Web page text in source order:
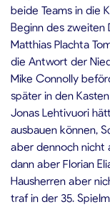
beide Teams in die
Beginn des zweiten
Matthias Plachta
die Antwort der
Mike Connolly
später in den
Jonas Lehtivuori
ausbauen können,
aber dennoch nicht
dann aber Florian
Hausherren aber
traf in der 35.